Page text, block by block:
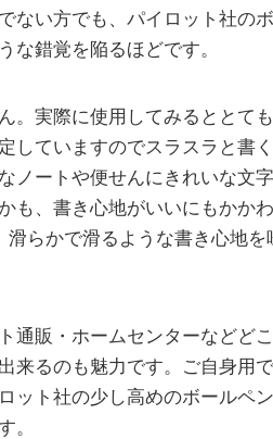
ない方でも、パイロット社の
な錯覚を陥るほどです。
。実際に使用してみるととて
していますのでスラスラと書
ノートや便せんにきれいな文
も、書き心地がいいにもかか
滑らかで滑るような書き心地を
通販・ホームセンターなどど
来るのも魅力です。ご自身用
ット社の少し高めのボールペ
。